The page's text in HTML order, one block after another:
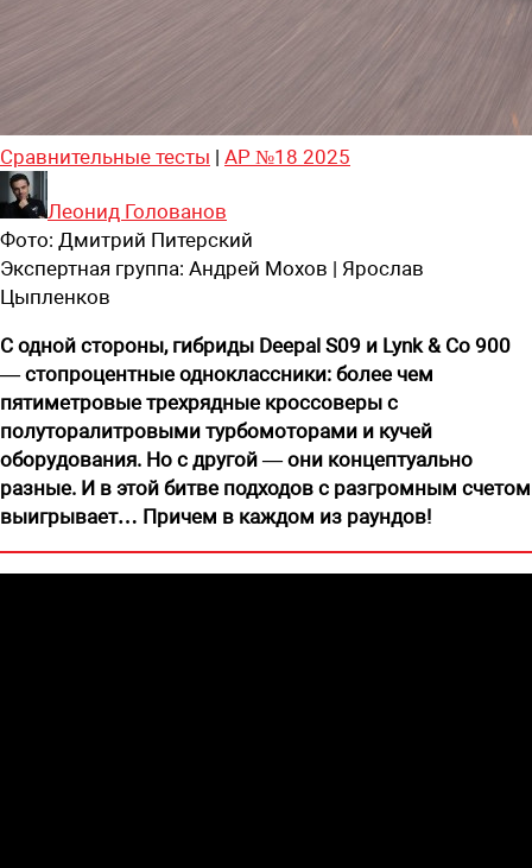
Сравнительные тесты | АР №18 2025
Леонид Голованов
Фото: Дмитрий Питерский
Экспертная группа: Андрей Мохов | Ярослав
Цыпленков
С одной стороны, гибриды Deepal S09 и Lynk & Co 900
— стопроцентные одноклассники: более чем
пятиметровые трехрядные кроссоверы с
полуторалитровыми турбомоторами и кучей
оборудования. Но с другой — они концептуально
разные. И в этой битве подходов с разгромным счетом
выигрывает… Причем в каждом из раундов!